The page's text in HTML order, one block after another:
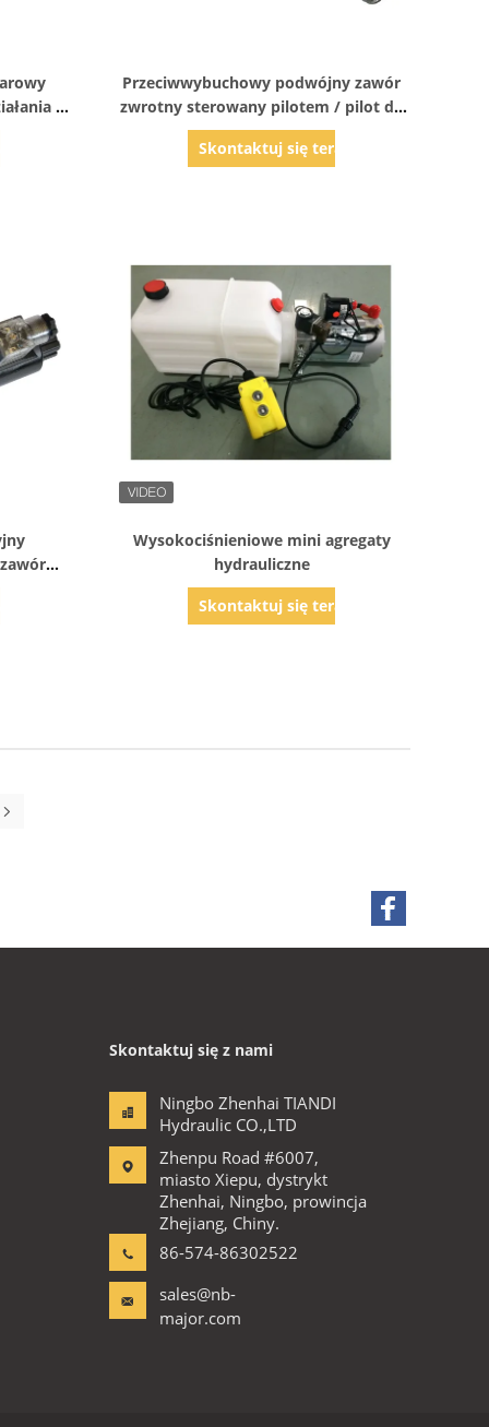
/
Przeciwwybuchowy podwójny zawór
zwrotny sterowany pilotem / pilot do
otwierania zaworu zwrotnego
Skontaktuj się teraz
Wysokociśnieniowe mini agregaty
hydrauliczne
Skontaktuj się teraz
Skontaktuj się z nami
Ningbo Zhenhai TIANDI
Hydraulic CO.,LTD
Zhenpu Road #6007,
miasto Xiepu, dystrykt
Zhenhai, Ningbo, prowincja
Zhejiang, Chiny.
86-574-86302522
sales@nb-
major.com